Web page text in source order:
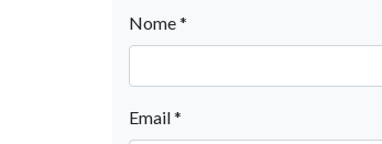
Nome*
Email*